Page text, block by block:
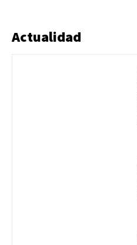
Actualidad